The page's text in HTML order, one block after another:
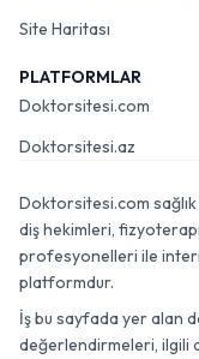
Site Haritası
PLATFORMLAR
Doktorsitesi.com
Doktorsitesi.az
Doktorsitesi.com
diş hekimleri,
profesyonelleri ile
platformdur.
İş bu sayfada yer alan
değerlendirmeleri, ilgili